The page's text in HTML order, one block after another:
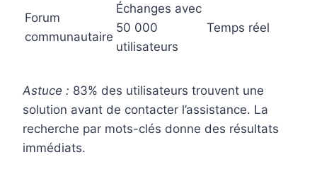
Forum
communautaire
Échanges avec
50 000
utilisateurs
Temps réel
Astuce : 83% des utilisateurs trouvent une
solution avant de contacter l’assistance. La
recherche par mots-clés donne des résultats
immédiats.